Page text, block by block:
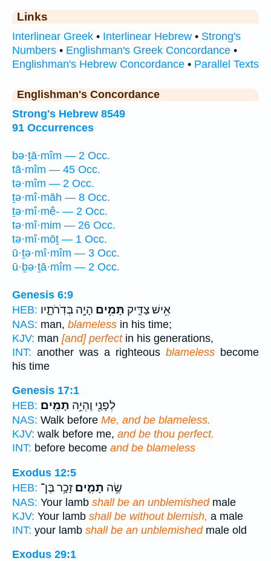
Links
Interlinear Greek • Interlinear Hebrew • Strong's
Numbers • Englishman's Greek Concordance •
Englishman's Hebrew Concordance • Parallel Texts
Englishman's Concordance
Strong's Hebrew 8549
91 Occurrences
bə·ṯā·mîm — 2 Occ.
tā·mîm — 45 Occ.
tə·mîm — 2 Occ.
ṯə·mî·māh — 8 Occ.
ṯə·mî·mê- — 2 Occ.
tə·mî·mim — 26 Occ.
tə·mî·mōṯ — 1 Occ.
ū·ṯə·mî·mîm — 3 Occ.
ū·ḇə·ṯā·mîm — 2 Occ.
Genesis 6:9
HEB:
אִ֥ישׁ צַדִּ֛יק תָּמִ֥ים הָיָ֖ה בְּדֹֽרֹתָ֑יו
NAS: man, blameless in his time;
KJV: man [and] perfectin his generations,
INT: another was a righteous blameless become
his time
Genesis 17:1
HEB:
לְפָנַ֖י וֶהְיֵ֥ה תָמִֽים׃
NAS: Walk before Me, and be blameless.
KJV: walk before me, and be thou perfect.
INT: before become and be blameless
Exodus 12:5
HEB:
שֶׂ֥ה תָמִ֛ים זָכָ֥ר בֶּן־
NAS: Your lamb shall be an unblemishedmale
KJV: Your lamb shall be without blemish, a male
INT: your lamb shall be an unblemishedmale old
Exodus 29:1